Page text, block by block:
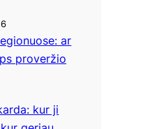
ar
proveržio
kur ji